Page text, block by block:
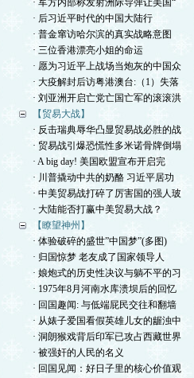
· 军方内部称发射洲际导弹让美国“
· 后习近平时代的中国大陆行
· 普金窜访哈尔滨的真实战略意图
· 三位香港漂亮小姐的命运
· 愿为习近平上战场当炮灰的中国众
· 大疫解封后访粤港澳台:（1）失落
· 刘亚洲开启亡党亡国亡军的滚滚洪
【贸易大战】
· 反击瑞典辱华凸显贸易战必胜的战
· 贸易战引爆恐慌性多米诺骨牌倒塌
· A big day! 美国欧盟宣布开启完
· 川普撬动中共的奶酪 习近平居功
· 中美贸易战打碎了厉害国的强人玻
· 大陆能否打赢中美贸易大战？
【瞭望神州】
· 体验破碎的盛世”中国梦”(多图)
· 归国惊梦 老友成了国家领导人
· 娘炮式的历史性决议与躺不平的习
· 1975年8月河南水库溃坝后的回忆
· 回国趣闻: 与低端屁民交往和翻墙
· 从婊子爱国看假英雄儿女的龌浊中
· 洞朗猴戏背后印军已攻占西藏世界
· 被强奸的人民的名义
· 回国见闻：好日子里的核心价值观